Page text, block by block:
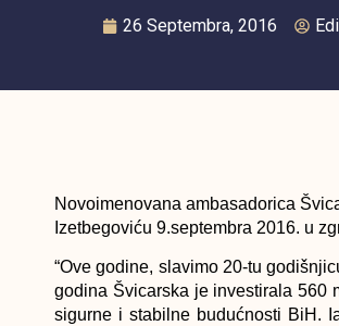
26 Septembra, 2016
Novoimenovana ambasadorica
Izetbegoviću 9.septembra 2016. u
“Ove godine, slavimo 20-tu
godina Švicarska je investirala 560
sigurne i stabilne budućnosti BiH.